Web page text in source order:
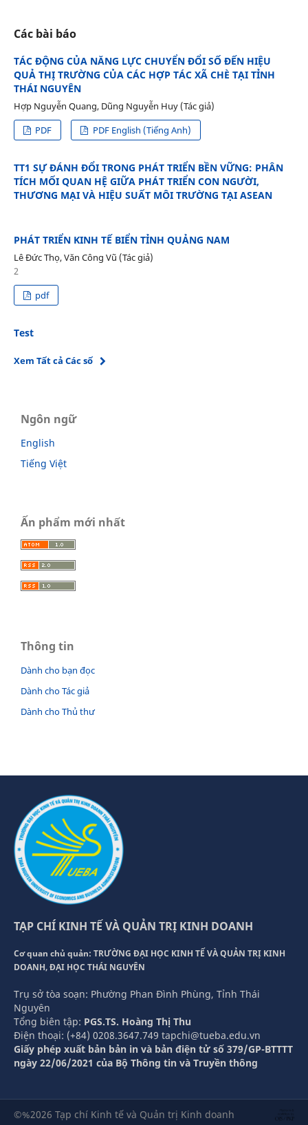
Các bài báo
TÁC ĐỘNG CỦA NĂNG LỰC CHUYỂN ĐỔI SỐ ĐẾN HIỆU
QUẢ THỊ TRƯỜNG CỦA CÁC HỢP TÁC XÃ CHÈ TẠI TỈNH
THÁI NGUYÊN
Hợp Nguyễn Quang, Dũng Nguyễn Huy (Tác giả)
PDF
PDF English (Tiếng Anh)
TT1 SỰ ĐÁNH ĐỔI TRONG PHÁT TRIỂN BỀN VỮNG: PHÂN
TÍCH MỐI QUAN HỆ GIỮA PHÁT TRIỂN CON NGƯỜI,
THƯƠNG MẠI VÀ HIỆU SUẤT MÔI TRƯỜNG TẠI ASEAN
PHÁT TRIỂN KINH TẾ BIỂN TỈNH QUẢNG NAM
Lê Đức Thọ, Văn Công Vũ (Tác giả)
2
pdf
Test
Xem Tất cả Các số
Ngôn ngữ
English
Tiếng Việt
Ấn phẩm mới nhất
Thông tin
Dành cho bạn đọc
Dành cho Tác giả
Dành cho Thủ thư
TẠP CHÍ KINH TẾ VÀ QUẢN TRỊ KINH DOANH
Cơ quan chủ quản: TRƯỜNG ĐẠI HỌC KINH TẾ VÀ QUẢN TRỊ KINH
DOANH, ĐẠI HỌC THÁI NGUYÊN
Trụ sở tòa soạn: Phường Phan Đình Phùng, Tỉnh Thái
Nguyên
Tổng biên tập: PGS.TS. Hoàng Thị Thu
Điện thoại: (+84) 0208.3647.749 tapchi@tueba.edu.vn
Giấy phép xuất bản bản in và bản điện tử số 379/GP-BTTTT
ngày 22/06/2021 của Bộ Thông tin và Truyền thông
©%2026 Tạp chí Kinh tế và Quản trị Kinh doanh